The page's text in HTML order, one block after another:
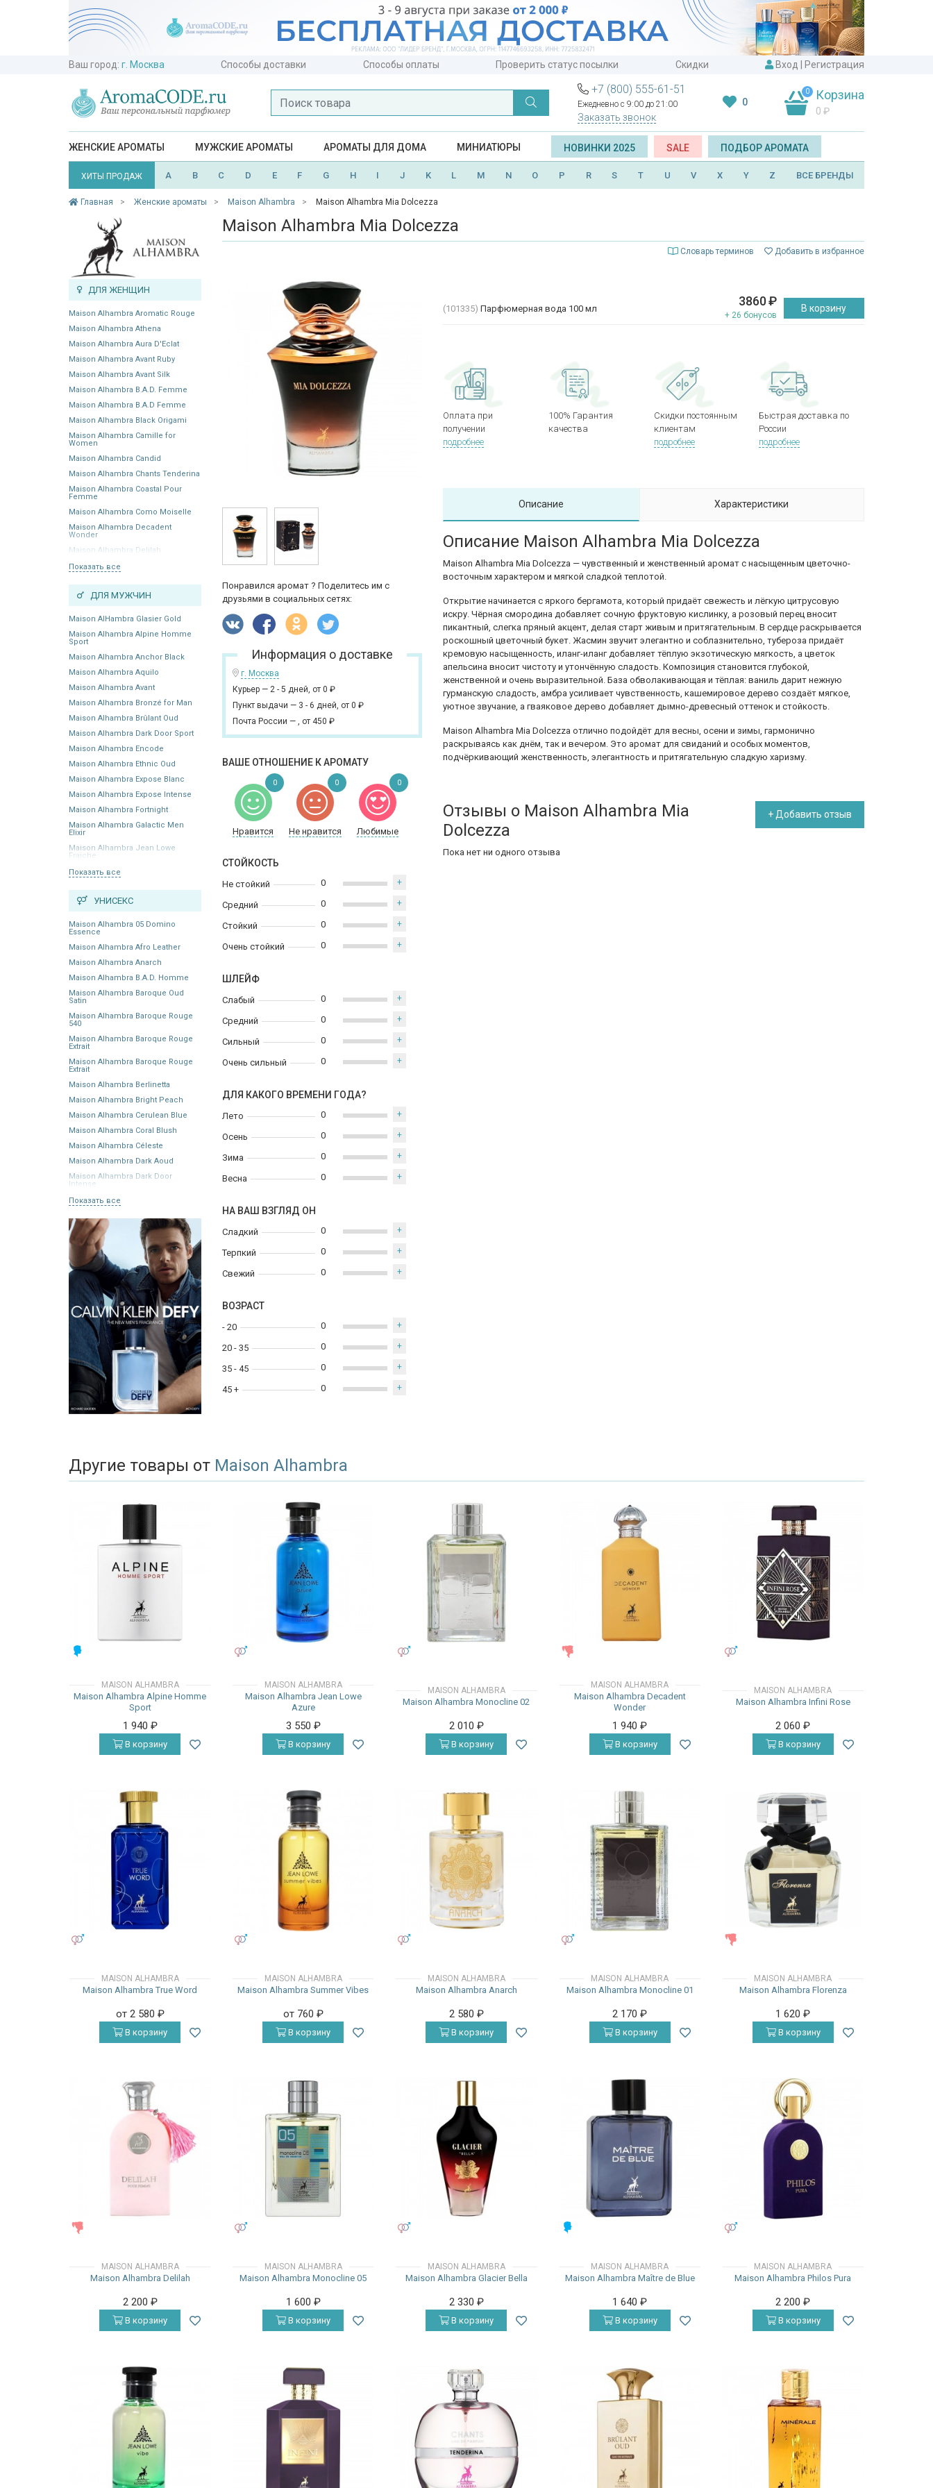
Ваш город: г. Москва Способы доставки Способы оплаты Проверить статус посылки Скидки Вход Регистрация
+7 (800) 555-61-51
Ежедневно с 9:00 до 21:00
Заказать звонок
0
0 Корзина
0 ₽
ЖЕНСКИЕ АРОМАТЫ МУЖСКИЕ АРОМАТЫ АРОМАТЫ ДЛЯ ДОМА МИНИАТЮРЫ НОВИНКИ 2025 SALE ПОДБОР АРОМАТА
ХИТЫ ПРОДАЖ A B C D E F G H I J K L M N O P R S T U V X Y Z ВСЕ БРЕНДЫ
Главная Женские ароматы Maison Alhambra Maison Alhambra Mia Dolcezza
ДЛЯ ЖЕНЩИН
Maison Alhambra Aromatic Rouge
Maison Alhambra Athena
Maison Alhambra Aura D'Eclat
Maison Alhambra Avant Ruby
Maison Alhambra Avant Silk
Maison Alhambra B.A.D. Femme
Maison Alhambra B.A.D Femme
Maison Alhambra Black Origami
Maison Alhambra Camille for
Women
Maison Alhambra Candid
Maison Alhambra Chants Tenderina
Maison Alhambra Coastal Pour
Femme
Maison Alhambra Como Moiselle
Maison Alhambra Decadent
Wonder
Maison Alhambra Delilah
Показать все
ДЛЯ МУЖЧИН
Maison AlHambra Glasier Gold
Maison Alhambra Alpine Homme
Sport
Maison Alhambra Anchor Black
Maison Alhambra Aquilo
Maison Alhambra Avant
Maison Alhambra Bronzé for Man
Maison Alhambra Brûlant Oud
Maison Alhambra Dark Door Sport
Maison Alhambra Encode
Maison Alhambra Ethnic Oud
Maison Alhambra Expose Blanc
Maison Alhambra Expose Intense
Maison Alhambra Fortnight
Maison Alhambra Galactic Men
Elixir
Maison Alhambra Jean Lowe
Fraiche
Показать все
УНИСЕКС
Maison Alhambra 05 Domino
Essence
Maison Alhambra Afro Leather
Maison Alhambra Anarch
Maison Alhambra B.A.D. Homme
Maison Alhambra Baroque Oud
Satin
Maison Alhambra Baroque Rouge
540
Maison Alhambra Baroque Rouge
Extrait
Maison Alhambra Baroque Rouge
Extrait
Maison Alhambra Berlinetta
Maison Alhambra Bright Peach
Maison Alhambra Cerulean Blue
Maison Alhambra Coral Blush
Maison Alhambra Céleste
Maison Alhambra Dark Aoud
Maison Alhambra Dark Door
Intense
Показать все
Maison Alhambra Mia Dolcezza
Словарь терминов Добавить в избранное
Понравился аромат ? Поделитесь им с
друзьями в социальных сетях:
Информация о доставке
г. Москва
Курьер — 2 - 5 дней, от 0 ₽
Пункт выдачи — 3 - 6 дней, от 0 ₽
Почта России — , от 450 ₽
ВАШЕ ОТНОШЕНИЕ К АРОМАТУ
Нравится Не нравится Любимые
0 0 0
СТОЙКОСТЬ
Не стойкий
Средний
Стойкий
Очень стойкий
0 +
0 +
0 +
0 +
ШЛЕЙФ
Слабый
Средний
Сильный
Очень сильный
0 +
0 +
0 +
0 +
ДЛЯ КАКОГО ВРЕМЕНИ ГОДА?
Лето
Осень
Зима
Весна
0 +
0 +
0 +
0 +
НА ВАШ ВЗГЛЯД ОН
Сладкий
Терпкий
Свежий
0 +
0 +
0 +
ВОЗРАСТ
- 20
20 - 35
35 - 45
45 +
0 +
0 +
0 +
0 +
(101335) Парфюмерная вода 100 мл 3860₽
+ 26 бонусов
В корзину
Оплата при
получении
подробнее
100% Гарантия
качества
Скидки постоянным
клиентам
подробнее
Быстрая доставка по
России
подробнее
Описание Характеристики
Описание Maison Alhambra Mia Dolcezza
Maison Alhambra Mia Dolcezza — чувственный и женственный аромат с насыщенным цветочно-
восточным характером и мягкой сладкой теплотой.
Открытие начинается с яркого бергамота, который придаёт свежесть и лёгкую цитрусовую
искру. Чёрная смородина добавляет сочную фруктовую кислинку, а розовый перец вносит
пикантный, слегка пряный акцент, делая старт живым и притягательным. В сердце раскрывается
роскошный цветочный букет. Жасмин звучит элегантно и соблазнительно, тубероза придаёт
кремовую насыщенность, иланг-иланг добавляет тёплую экзотическую мягкость, а цветок
апельсина вносит чистоту и утончённую сладость. Композиция становится глубокой,
женственной и очень выразительной. База обволакивающая и тёплая: ваниль дарит нежную
гурманскую сладость, амбра усиливает чувственность, кашемировое дерево создаёт мягкое,
уютное звучание, а гваяковое дерево добавляет дымно-древесный оттенок и стойкость.
Maison Alhambra Mia Dolcezza отлично подойдёт для весны, осени и зимы, гармонично
раскрываясь как днём, так и вечером. Это аромат для свиданий и особых моментов,
подчёркивающий женственность, элегантность и притягательную сладкую харизму.
Отзывы о Maison Alhambra Mia
Dolcezza
+ Добавить отзыв
Пока нет ни одного отзыва
Другие товары от Maison Alhambra
MAISON ALHAMBRA
Maison Alhambra Alpine Homme
Sport
1 940 ₽
В корзину
MAISON ALHAMBRA
Maison Alhambra Jean Lowe
Azure
3 550 ₽
В корзину
MAISON ALHAMBRA
Maison Alhambra Monocline 02
2 010 ₽
В корзину
MAISON ALHAMBRA
Maison Alhambra Decadent
Wonder
1 940₽
В корзину
MAISON ALHAMBRA
Maison Alhambra Infini Rose
2 060₽
В корзину
MAISON ALHAMBRA
Maison Alhambra True Word
от 2 580 ₽
В корзину
MAISON ALHAMBRA
Maison Alhambra Summer Vibes
от 760 ₽
В корзину
MAISON ALHAMBRA
Maison Alhambra Anarch
2 580 ₽
В корзину
MAISON ALHAMBRA
Maison Alhambra Monocline 01
2 170₽
В корзину
MAISON ALHAMBRA
Maison Alhambra Florenza
1 620₽
В корзину
MAISON ALHAMBRA
Maison Alhambra Delilah
2 200 ₽
В корзину
MAISON ALHAMBRA
Maison Alhambra Monocline 05
1 600 ₽
В корзину
MAISON ALHAMBRA
Maison Alhambra Glacier Bella
2 330 ₽
В корзину
MAISON ALHAMBRA
Maison Alhambra Maître de Blue
1 640₽
В корзину
MAISON ALHAMBRA
Maison Alhambra Philos Pura
2 200₽
В корзину